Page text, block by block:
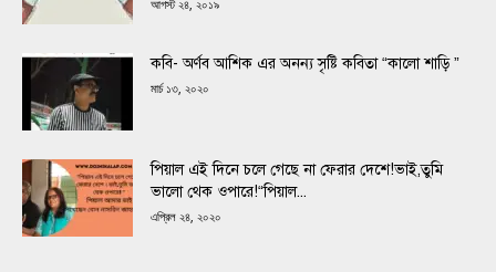
আগস্ট ২৪, ২০১৯
কবি- অর্ণব আশিক এর অনন্য সৃষ্টি কবিতা “কালো শাড়ি ”
মার্চ ১৩, ২০২০
পিয়াল এই দিনে চলে গেছে না ফেরার দেশে!ভাই,তুমি
ভালো থেক ওপারে!“পিয়াল...
এপ্রিল ২৪, ২০২০